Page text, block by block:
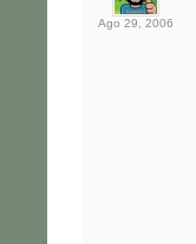
Ago 29, 2006